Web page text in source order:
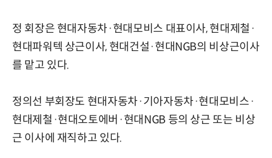
정 회장은 현대자동차·현대모비스 대표이사, 현대제철·
현대파워텍 상근이사, 현대건설·현대NGB의 비상근이사
를 맡고 있다.
정의선 부회장도 현대자동차·기아자동차·현대모비스·
현대제철·현대오토에버·현대NGB 등의 상근 또는 비상
근 이사에 재직하고 있다.